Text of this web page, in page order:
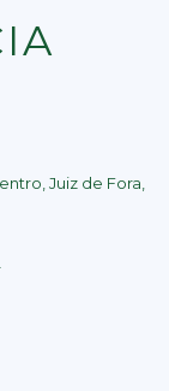
Juiz de Fora,